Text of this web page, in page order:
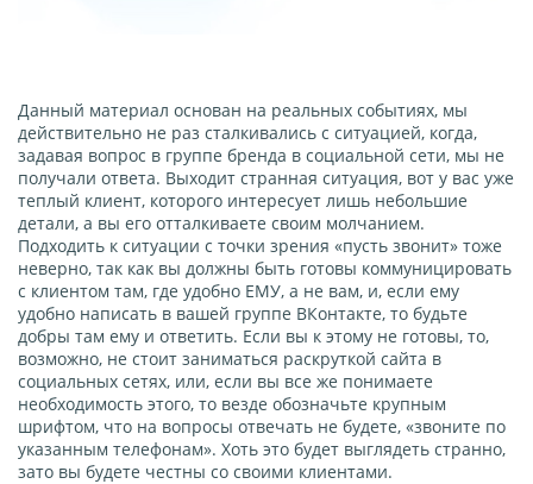
Данный материал основан на реальных событиях, мы
действительно не раз сталкивались с ситуацией, когда,
задавая вопрос в группе бренда в социальной сети, мы не
получали ответа. Выходит странная ситуация, вот у вас уже
теплый клиент, которого интересует лишь небольшие
детали, а вы его отталкиваете своим молчанием.
Подходить к ситуации с точки зрения «пусть звонит» тоже
неверно, так как вы должны быть готовы коммуницировать
с клиентом там, где удобно ЕМУ, а не вам, и, если ему
удобно написать в вашей группе ВКонтакте, то будьте
добры там ему и ответить. Если вы к этому не готовы, то,
возможно, не стоит заниматься раскруткой сайта в
социальных сетях, или, если вы все же понимаете
необходимость этого, то везде обозначьте крупным
шрифтом, что на вопросы отвечать не будете, «звоните по
указанным телефонам». Хоть это будет выглядеть странно,
зато вы будете честны со своими клиентами.